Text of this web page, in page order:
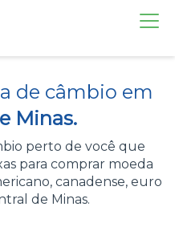
de câmbio em
Minas.
perto de você que
para comprar moeda
canadense, euro
de Minas.